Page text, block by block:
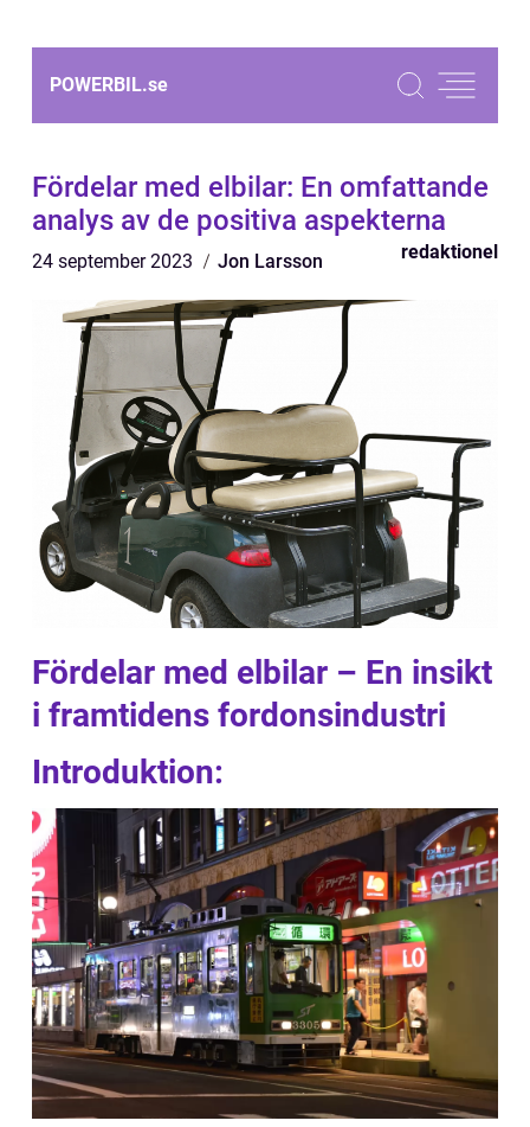
POWERBIL.se
Fördelar med elbilar: En omfattande
analys av de positiva aspekterna
24 september 2023 Jon Larsson redaktionel
Fördelar med elbilar – En insikt
i framtidens fordonsindustri
Introduktion: